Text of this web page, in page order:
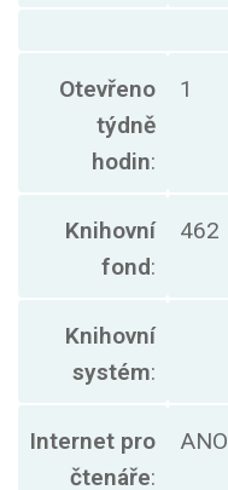
Otevřeno
týdně
hodin:
1
Knihovní
fond:
462
Knihovní
systém:
Internet pro
čtenáře:
ANO